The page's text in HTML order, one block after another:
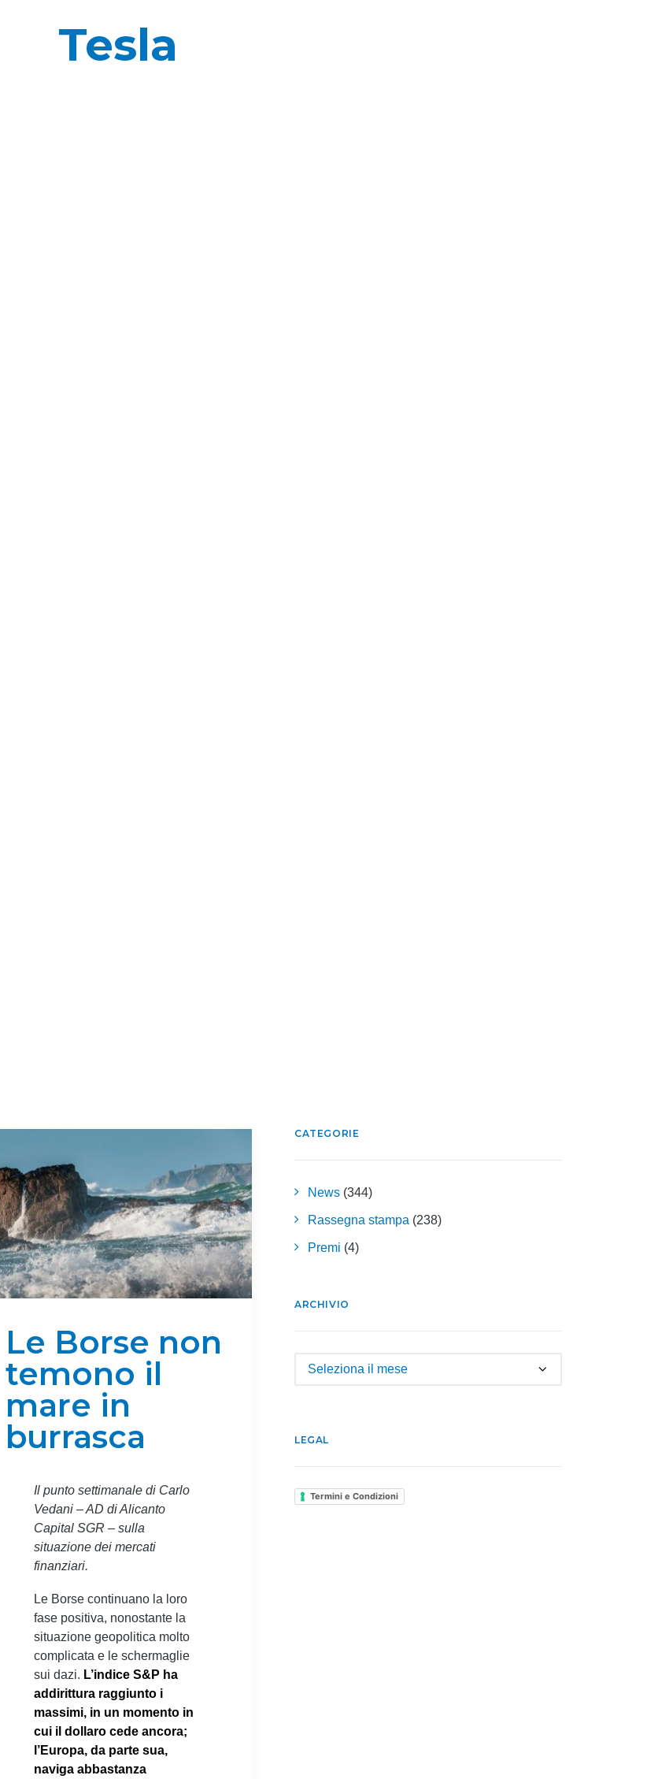
Tesla
Le Borse non
temono il
mare in
burrasca
Il punto settimanale di Carlo
Vedani – AD di Alicanto
Capital SGR – sulla
situazione dei mercati
finanziari.
Le Borse continuano la loro
fase positiva, nonostante la
situazione geopolitica molto
complicata e le schermaglie
sui dazi. L’indice S&P ha
addirittura raggiunto i
massimi, in un momento in
cui il dollaro cede ancora;
l’Europa, da parte sua,
naviga abbastanza
CATEGORIE
News (344)
Rassegna stampa (238)
Premi (4)
ARCHIVIO
Archivio
LEGAL
Termini e Condizioni